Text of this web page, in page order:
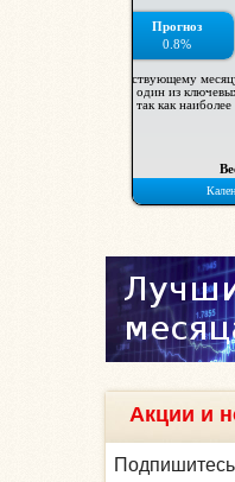
Акции и
Подпишитесь